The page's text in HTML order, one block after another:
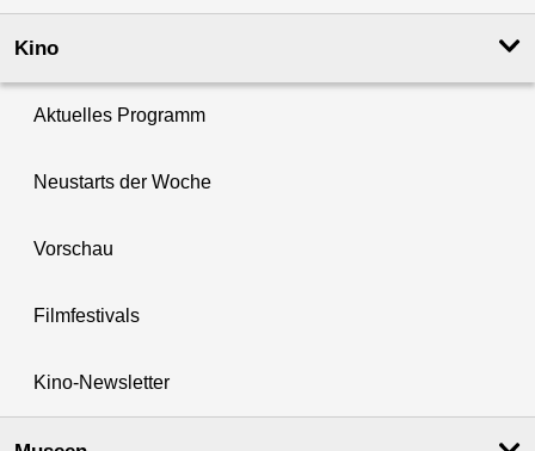
Kino
Aktuelles Programm
Neustarts der Woche
Vorschau
Filmfestivals
Kino-Newsletter